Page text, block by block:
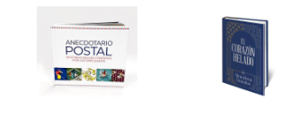
cliente
Ubicación